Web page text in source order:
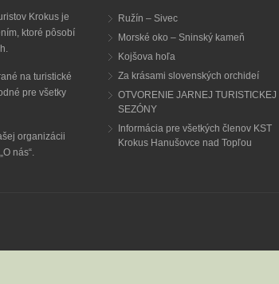
Krokus je
ktoré pôsobí
na turistické
pre všetky
organizácii
O nás“.
Ružín – Sivec
Morské oko – Sninský kameň
Kojšova hoľa
Za krásami slovenských orchideí
OTVORENIE JARNEJ TURISTICKEJ
SEZÓNY
Informácia pre všetkých členov KST
Krokus Hanušovce nad Topľou